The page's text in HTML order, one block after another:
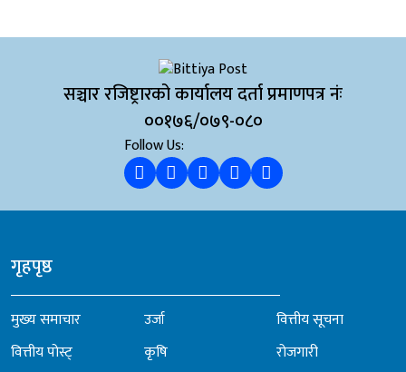
सञ्चार रजिष्ट्रारको कार्यालय दर्ता प्रमाणपत्र नंः
००१७६/०७९-०८०
Follow Us:
गृहपृष्ठ
मुख्य समाचार
वित्तीय पोस्ट्
उर्जा
कृषि
वित्तीय सूचना
रोजगारी